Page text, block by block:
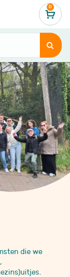
0


die we